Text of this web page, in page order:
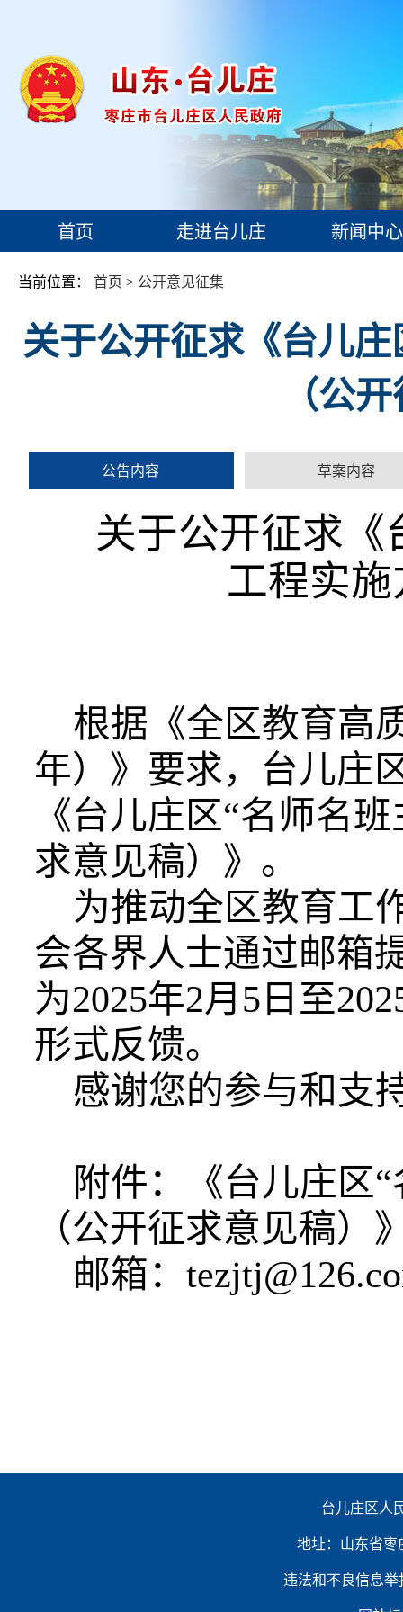
首页 走进台儿庄 新闻中心
当前位置： 首页 > 公开意见征集
关于公开征求《台儿
（公
公告内容 草案内容
关于公开征求《
工程实
根据《全区教育高
年）》要求，台儿庄
《台儿庄区“名师名
求意见稿）》。
为推动全区教育工
会各界人士通过邮箱
为2025年2月5日至
形式反馈。
感谢您的参与和支
附件：《台儿庄区
（公开征求意见稿）
邮箱：
台儿庄区人
地址：山东省枣
违法和不良信息举